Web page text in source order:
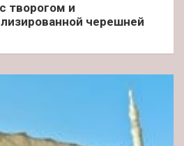
творогом и
черешней